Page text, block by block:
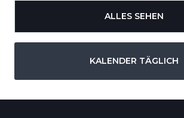
ALLES SEHEN
KALENDER TÄGLICH